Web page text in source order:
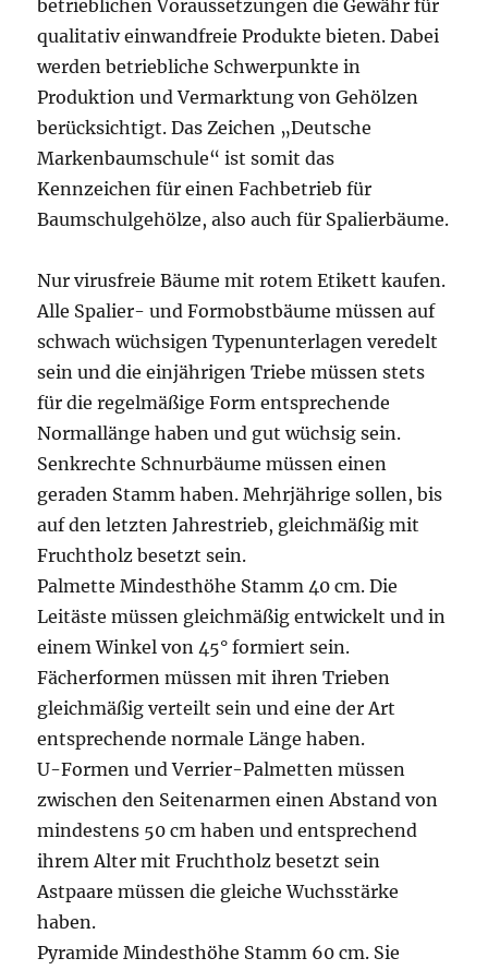
betrieblichen Voraussetzungen die Gewähr für
qualitativ einwandfreie Produkte bieten. Dabei
werden betriebliche Schwerpunkte in
Produktion und Vermarktung von Gehölzen
berücksichtigt. Das Zeichen „Deutsche
Markenbaumschule“ ist somit das
Kennzeichen für einen Fachbetrieb für
Baumschulgehölze, also auch für Spalierbäume.
Nur virusfreie Bäume mit rotem Etikett kaufen.
Alle Spalier- und Formobstbäume müssen auf
schwach wüchsigen Typenunterlagen veredelt
sein und die einjährigen Triebe müssen stets
für die regelmäßige Form entsprechende
Normallänge haben und gut wüchsig sein.
Senkrechte Schnurbäume müssen einen
geraden Stamm haben. Mehrjährige sollen, bis
auf den letzten Jahrestrieb, gleichmäßig mit
Fruchtholz besetzt sein.
Palmette Mindesthöhe Stamm 40 cm. Die
Leitäste müssen gleichmäßig entwickelt und in
einem Winkel von 45° formiert sein.
Fächerformen müssen mit ihren Trieben
gleichmäßig verteilt sein und eine der Art
entsprechende normale Länge haben.
U-Formen und Verrier-Palmetten müssen
zwischen den Seitenarmen einen Abstand von
mindestens 50 cm haben und entsprechend
ihrem Alter mit Fruchtholz besetzt sein
Astpaare müssen die gleiche Wuchsstärke
haben.
Pyramide Mindesthöhe Stamm 60 cm. Sie